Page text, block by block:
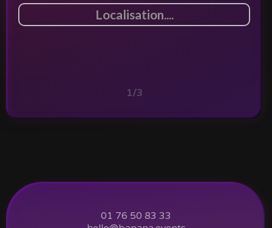
1/3
01 76 50 83 33